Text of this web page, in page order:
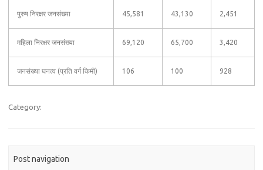
पुरुष निरक्षर जनसंख्या 45,581 43,130 2,451
महिला निरक्षर जनसंख्या 69,120 65,700 3,420
जनसंख्या घनत्व (प्रति वर्ग किमी) 106 100 928
Category:
Post navigation